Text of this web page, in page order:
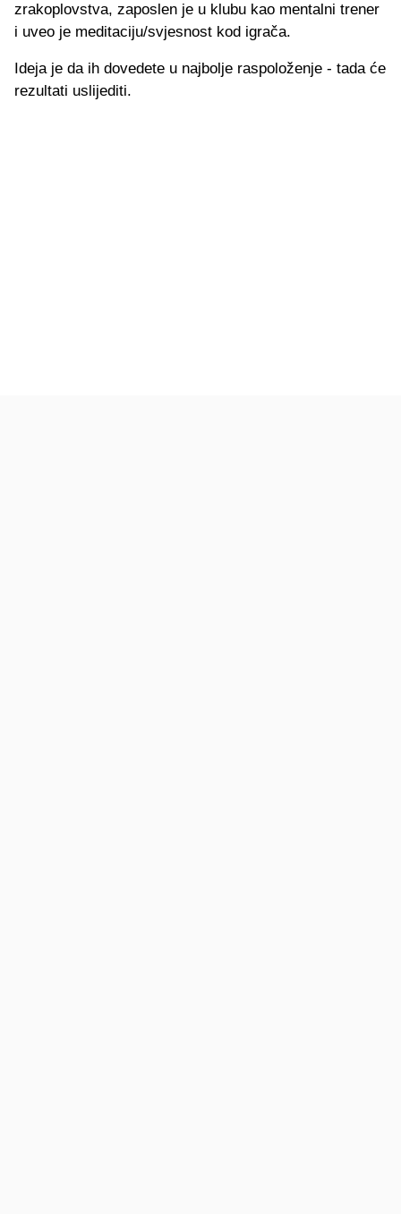
zrakoplovstva, zaposlen je u klubu kao mentalni trener
i uveo je meditaciju/svjesnost kod igrača.
Ideja je da ih dovedete u najbolje raspoloženje - tada će
rezultati uslijediti.